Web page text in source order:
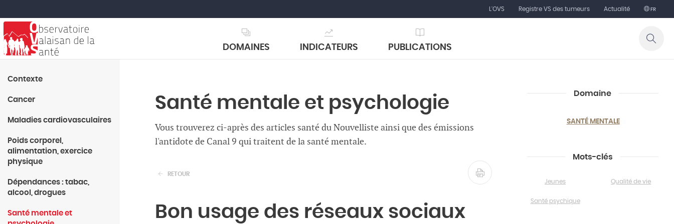
L'OVS Registre VS des tumeurs Actualité FR
DOMAINES INDICATEURS PUBLICATIONS
Contexte
Cancer
Maladies cardiovasculaires
Poids corporel,
alimentation, exercice
physique
Dépendances : tabac,
alcool, drogues
Santé mentale et
Santé mentale et psychologie
Vous trouverez ci-après des articles santé du Nouvelliste ainsi que des émissions
l'antidote de Canal 9 qui traitent de la santé mentale.
RETOUR
Bon usage des réseaux sociaux
Domaine
SANTÉ MENTALE
Mots-clés
Jeunes Qualité de vie
Santé psychique